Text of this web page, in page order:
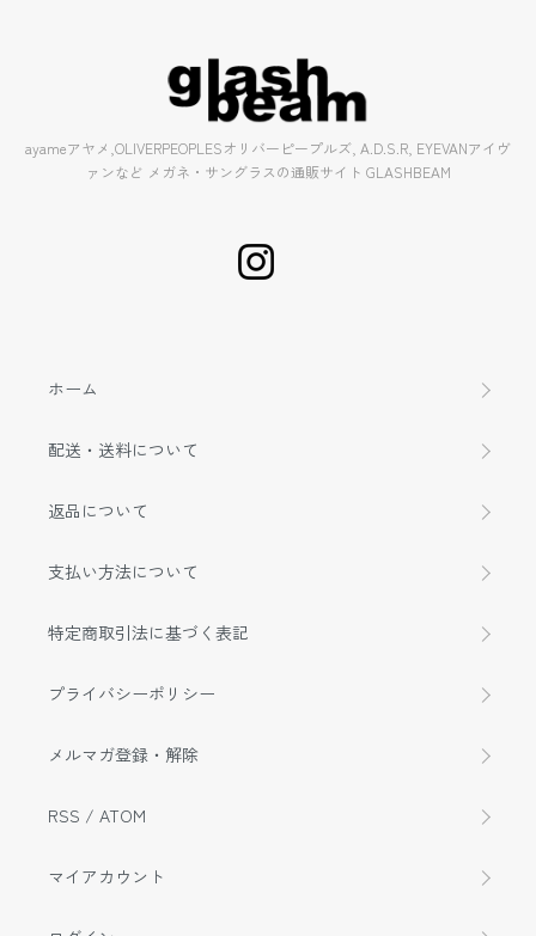
ayameアヤメ,OLIVERPEOPLESオリバーピープルズ, A.D.S.R, EYEVANアイヴ
ァンなど メガネ・サングラスの通販サイト GLASHBEAM
ホーム
配送・送料について
返品について
支払い方法について
特定商取引法に基づく表記
プライバシーポリシー
メルマガ登録・解除
RSS / ATOM
マイアカウント